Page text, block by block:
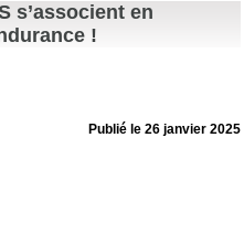
s’associent en
!
Publié le26 janvier 2025